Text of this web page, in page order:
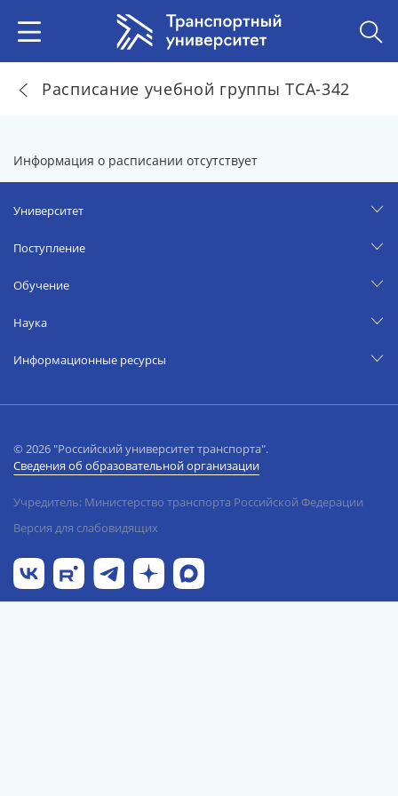
Расписание учебной группы ТСА-342
Информация о расписании отсутствует
Университет
Поступление
Обучение
Наука
Информационные ресурсы
© 2026 "Российский университет транспорта".
Сведения об образовательной организации
Учредитель: Министерство транспорта Российской Федерации
Версия для слабовидящих